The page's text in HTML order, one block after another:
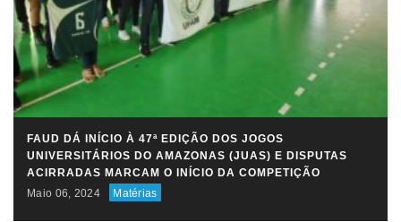
FAUD DÁ INÍCIO À 47ª EDIÇÃO DOS JOGOS
UNIVERSITÁRIOS DO AMAZONAS (JUAS) E DISPUTAS
ACIRRADAS MARCAM O INÍCIO DA COMPETIÇÃO
Maio 06, 2024
Matérias